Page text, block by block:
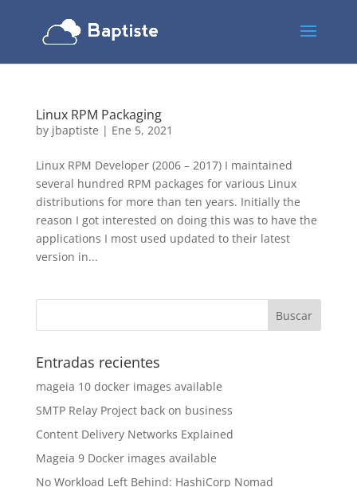
Linux RPM Packaging
by jbaptiste | Ene 5, 2021
Linux RPM Developer (2006 – 2017) I maintained
several hundred RPM packages for various Linux
distributions for more than ten years. Initially the
reason I got interested on doing this was to have the
applications I most used updated to their latest
version in...
Entradas recientes
mageia 10 docker images available
SMTP Relay Project back on business
Content Delivery Networks Explained
Mageia 9 Docker images available
No Workload Left Behind: HashiCorp Nomad